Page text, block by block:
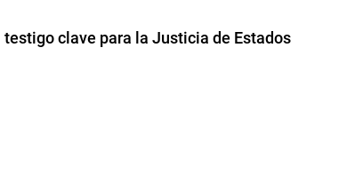
clave para la Justicia de Estados